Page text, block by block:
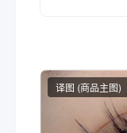
译图 (商品主图)